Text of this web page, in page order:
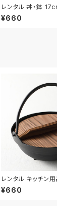
レンタル 丼・鉢
¥660
レンタル キッチン
KIW031
¥660